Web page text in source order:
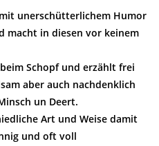
unerschütterlichem Humor
macht in diesen vor keinem
Schopf und erzählt frei
aber auch nachdenklich
un Deert.
Art und Weise damit
und oft voll